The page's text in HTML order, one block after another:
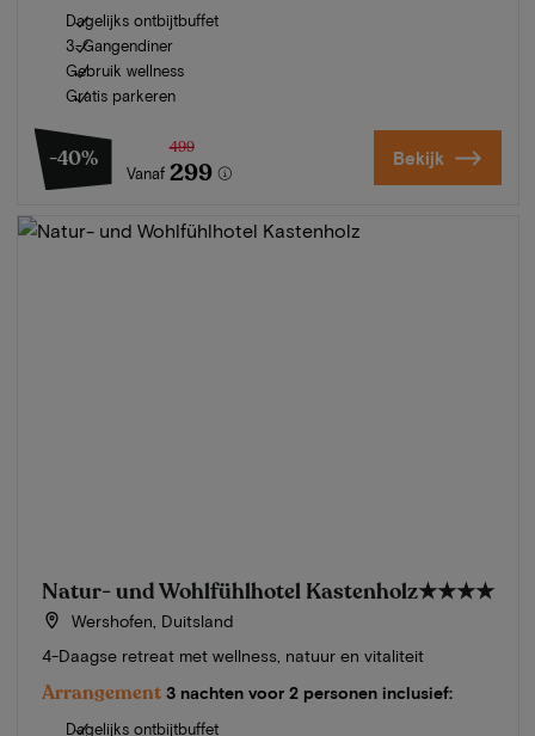
Dagelijks ontbijtbuffet
3-Gangendiner
Gebruik wellness
Gratis parkeren
-40%
Vanaf
499
299 Bekijk
Natur- und Wohlfühlhotel Kastenholz★★★★
Wershofen, Duitsland
4-Daagse retreat met wellness, natuur en vitaliteit
Arrangement 3 nachten voor 2 personen inclusief:
Dagelijks ontbijtbuffet